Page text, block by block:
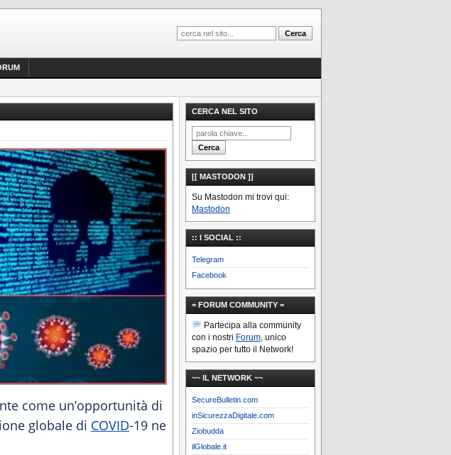
come un’opportunità di
globale di COVID-19 ne
CERCA NEL SITO
[[ MASTODON ]]
Su Mastodon mi trovi qui:
Mastodon
:: I SOCIAL ::
Telegram
Facebook
= FORUM COMMUNITY =
Partecipa alla community
con i nostri Forum, unico
spazio per tutto il Network!
~~ IL NETWORK ~~
SecureBulletin.com
inSicurezzaDigitale.com
Ziobudda
ilGlobale.it